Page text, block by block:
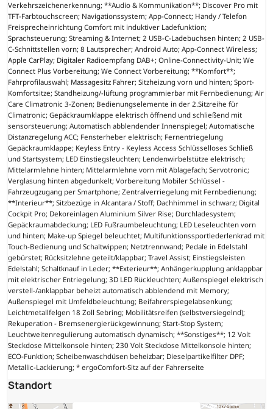
Verkehrszeichenerkennung; **Audio & Kommunikation**; Discover Pro mit
TFT-Farbtouchscreen; Navigationssystem; App-Connect; Handy / Telefon
Freisprecheinrichtung Comfort mit induktiver Ladefunktion;
Sprachsteuerung; Streaming & Internet; 2 USB-C-Ladebuchsen hinten; 2 USB-
C-Schnittstellen vorn; 8 Lautsprecher; Android Auto; App-Connect Wireless;
Apple CarPlay; Digitaler Radioempfang DAB+; Online-Connectivity-Unit; We
Connect Plus Vorbereitung; We Connect Vorbereitung; **Komfort**;
Fahrprofilauswahl; Massagesitz Fahrer; Sitzheizung vorn und hinten; Sport-
Komfortsitze; Standheizung/-lüftung programmierbar mit Fernbedienung; Air
Care Climatronic 3-Zonen; Bedienungselemente in der 2.Sitzreihe für
Climatronic; Gepäckraumklappe elektrisch öffnend und schließend mit
sensorsteuerung; Automatisch abblendender Innenspiegel; Automatische
Distanzregelung ACC; Fensterheber elektrisch; Fernentriegelung
Gepäckraumklappe; Keyless Entry - Keyless Access Schlüsselloses Schließ
und Startsystem; LED Einstiegsleuchten; Lendenwirbelstütze elektrisch;
Mittelarmlehne hinten; Mittelarmlehne vorn mit Ablagefach; Servotronic;
Verglasung hinten abgedunkelt; Vorbereitung Mobiler Schlüssel -
Fahrzeugzugang per Smartphone; Zentralverriegelung mit Fernbedienung;
**Interieur**; Sitzbezüge in Alcantara / Stoff; Dachhimmel in schwarz; Digital
Cockpit Pro; Dekoreinlagen Aluminium Silver Rise; Durchladesystem;
Gepäckraumabdeckung; LED Fußraumbeleuchtung; LED Leseleuchten vorn
und hinten; Make-up Spiegel beleuchtet; Multifunktionssportlederlenkrad mit
Touch-Bedienung und Schaltwippen; Netztrennwand; Pedale in Edelstahl
gebürstet; Rücksitzlehne geteilt/klappbar; Travel Assist; Einstiegsleisten
Edelstahl; Schaltknauf in Leder; **Exterieur**; Anhängerkupplung anklappbar
mit elektrischer Entriegelung; 3D LED Rückleuchten; Außenspiegel elektrisch
verstell-/anklappbar beheizt automatisch abblendend mit Memory;
Außenspiegel mit Umfeldbeleuchtung; Beifahrerspiegelabsenkung;
Leichtmetallfelgen 18 Zoll Sebring; Mobilitätsreifen (selbstversiegelnd);
Rekuperation - Bremsenergierückgewinnung; Start-Stop System;
Leuchtweitenregulierung automatisch dynamisch; **Sonstiges**; 12 Volt
Steckdose Mittelkonsole hinten; 230 Volt Steckdose Mittelkonsole hinten;
ECO-Funktion; Scheibenwaschdüsen beheizbar; Dieselpartikelfilter DPF;
Metallic-Lackierung; * ergoComfort-Sitz auf der Fahrerseite
Standort